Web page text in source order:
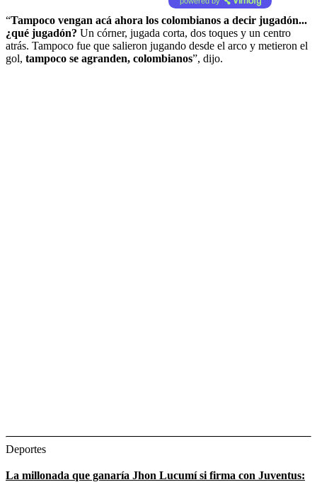
“Tampoco vengan acá ahora los colombianos a decir jugadón...
¿qué jugadón? Un córner, jugada corta, dos toques y un centro
atrás. Tampoco fue que salieron jugando desde el arco y metieron el
gol, tampoco se agranden, colombianos”, dijo.
Deportes
La millonada que ganaría Jhon Lucumí si firma con Juventus: